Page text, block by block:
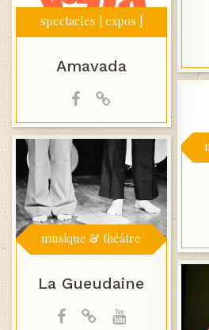
musique & théâtre
La Gueudaine
spectacles | expos |
Amavada